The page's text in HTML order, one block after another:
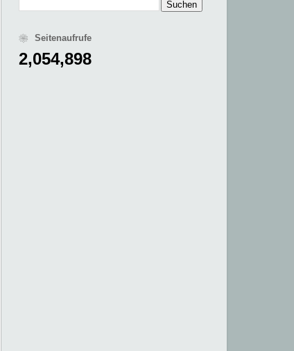
❀ Seitenaufrufe
2,054,898